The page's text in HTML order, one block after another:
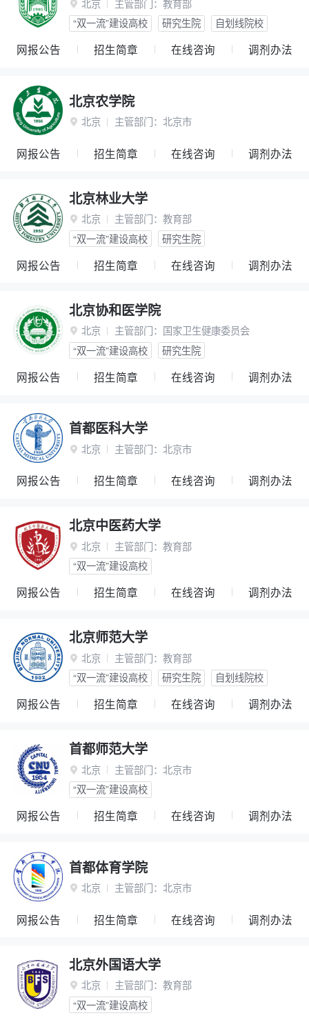
 北京 主管部门： 教育部
“双一流”建设高校
研究生院 自划线院校
网报公告 招生简章 在线咨询 调剂办法
北京农学院
 北京 主管部门： 北京市
网报公告 招生简章 在线咨询 调剂办法
北京林业大学
 北京 主管部门： 教育部
“双一流”建设高校
研究生院
网报公告 招生简章 在线咨询 调剂办法
北京协和医学院
 北京 主管部门： 国家卫生健康委员会
“双一流”建设高校
研究生院
网报公告 招生简章 在线咨询 调剂办法
首都医科大学
 北京 主管部门： 北京市
网报公告 招生简章 在线咨询 调剂办法
北京中医药大学
 北京 主管部门： 教育部
“双一流”建设高校
网报公告 招生简章 在线咨询 调剂办法
北京师范大学
 北京 主管部门： 教育部
“双一流”建设高校
研究生院 自划线院校
网报公告 招生简章 在线咨询 调剂办法
首都师范大学
 北京 主管部门： 北京市
“双一流”建设高校
网报公告 招生简章 在线咨询 调剂办法
首都体育学院
 北京 主管部门： 北京市
网报公告 招生简章 在线咨询 调剂办法
北京外国语大学
 北京 主管部门： 教育部
“双一流”建设高校